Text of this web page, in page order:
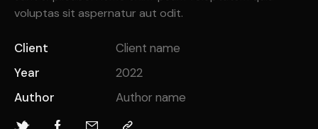
voluptas sit aspernatur aut odit.
Client
Client name
Year
2022
Author
Author name